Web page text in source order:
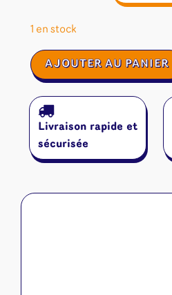
1 en stock
quantité
de
Naturalis
AJOUTER AU PANIER
Livraison rapide et
sécurisée